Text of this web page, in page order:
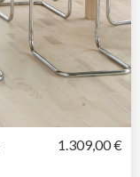
1.309,00 €